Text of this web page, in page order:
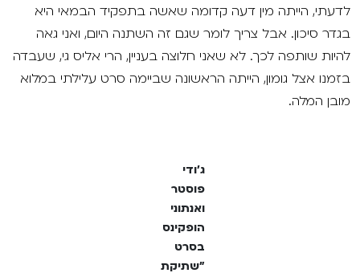
לדעתי, הייתה מין דעה קדומה שאשה בתפקיד הבמאי היא
בגדר סיכון. אבל צריך לומר שגם זה השתנה היום, ואני גאה
להיות שותפה לכך. לא שאני חלוצה בעניין, הרי אליס גי, שעבדה
בזמנו אצל גומון, הייתה הראשונה שביימה סרט עלילתי במלוא
מובן המלה.
ג'ודי
פוסטר
ואנתוני
הופקינס
בסרט
"שתיקת